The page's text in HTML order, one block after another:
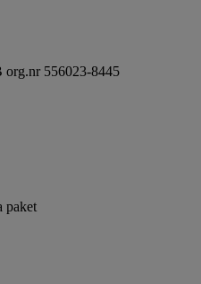
org.nr 556023-8445
paket